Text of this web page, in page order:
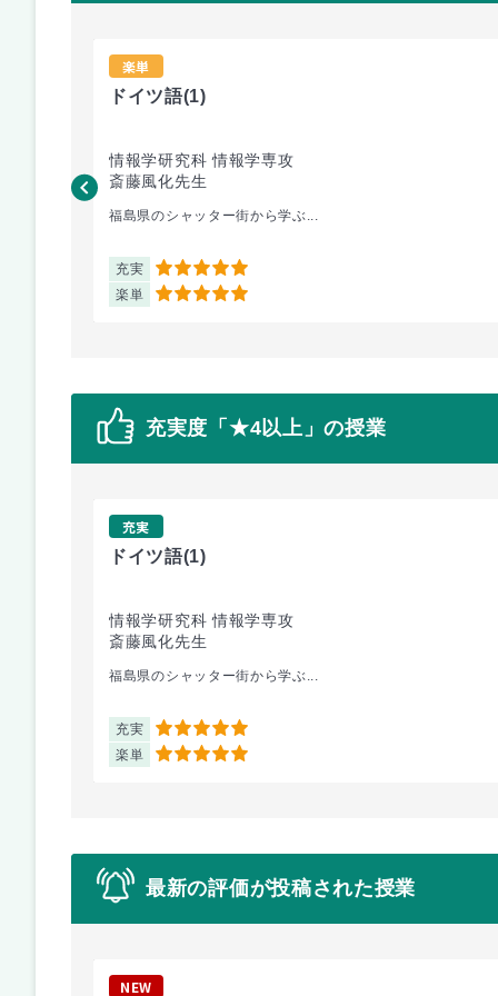
楽単
ドイツ語(1)
情報学研究科 情報学専攻
斎藤風化先生
福島県のシャッター街から学ぶ...
充実 5
楽単 5
充実度「★4以上」の授業
充実
ドイツ語(1)
情報学研究科 情報学専攻
斎藤風化先生
福島県のシャッター街から学ぶ...
充実 5
楽単 5
最新の評価が投稿された授業
NEW